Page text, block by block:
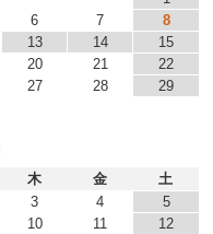
6 7
8
13 14
15
20 21
22
27 28
29
木 金
土
3 4
5
10 11
12